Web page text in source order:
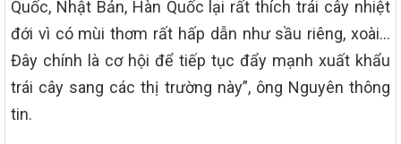
Quốc, Nhật Bản, Hàn Quốc lại rất thích trái cây nhiệt
đới vì có mùi thơm rất hấp dẫn như sầu riêng, xoài…
Đây chính là cơ hội để tiếp tục đẩy mạnh xuất khẩu
trái cây sang các thị trường này”, ông Nguyên thông
tin.